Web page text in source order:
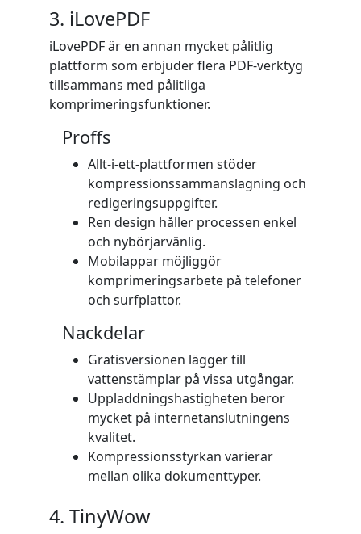
3. iLovePDF
iLovePDF är en annan mycket pålitlig
plattform som erbjuder flera PDF-verktyg
tillsammans med pålitliga
komprimeringsfunktioner.
Proffs
Allt-i-ett-plattformen stöder
kompressionssammanslagning och
redigeringsuppgifter.
Ren design håller processen enkel
och nybörjarvänlig.
Mobilappar möjliggör
komprimeringsarbete på telefoner
och surfplattor.
Nackdelar
Gratisversionen lägger till
vattenstämplar på vissa utgångar.
Uppladdningshastigheten beror
mycket på internetanslutningens
kvalitet.
Kompressionsstyrkan varierar
mellan olika dokumenttyper.
4. TinyWow